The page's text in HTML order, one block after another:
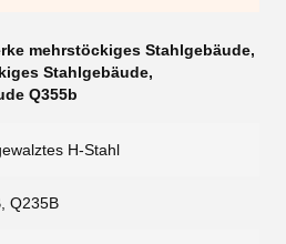
mehrstöckiges Stahlgebäude,
Stahlgebäude,
Q355b
H-Stahl
Q235B